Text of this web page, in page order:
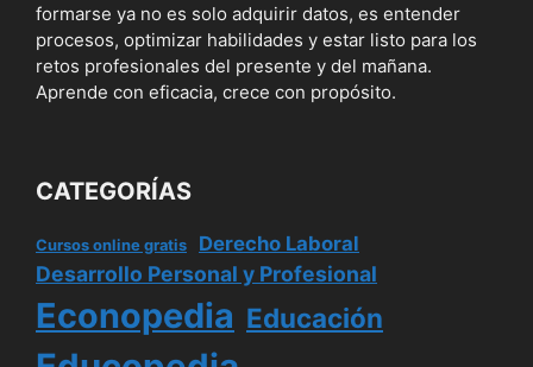
formarse ya no es solo adquirir datos, es entender
procesos, optimizar habilidades y estar listo para los
retos profesionales del presente y del mañana.
Aprende con eficacia, crece con propósito.
CATEGORÍAS
Cursos online gratis Derecho Laboral
Desarrollo Personal y Profesional
Econopedia Educación